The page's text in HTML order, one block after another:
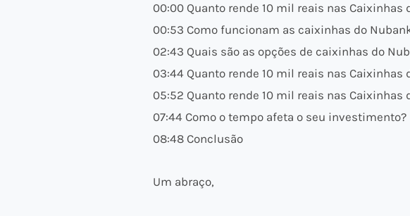
00:00 Quanto rende 10 mil reais nas Caixinhas
00:53 Como funcionam as caixinhas do
02:43 Quais são as opções de caixinhas do
03:44 Quanto rende 10 mil reais nas Caixinhas
05:52 Quanto rende 10 mil reais nas
07:44 Como o tempo afeta o seu investimento?
08:48 Conclusão
Um abraço,